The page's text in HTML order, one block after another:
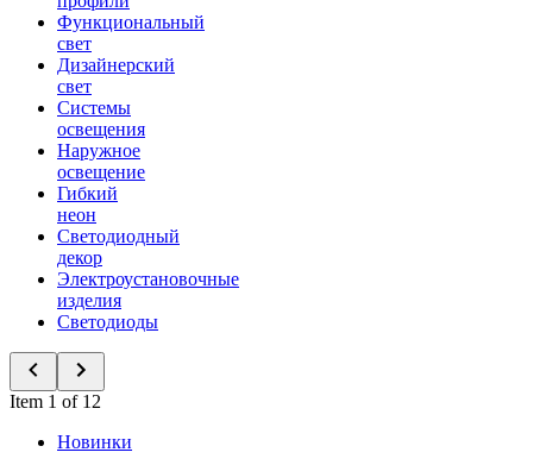
Функциональный
свет
Дизайнерский
свет
Системы
освещения
Наружное
освещение
Гибкий
неон
Светодиодный
декор
Электроустановочные
изделия
Светодиоды
Item 1 of 12
Новинки